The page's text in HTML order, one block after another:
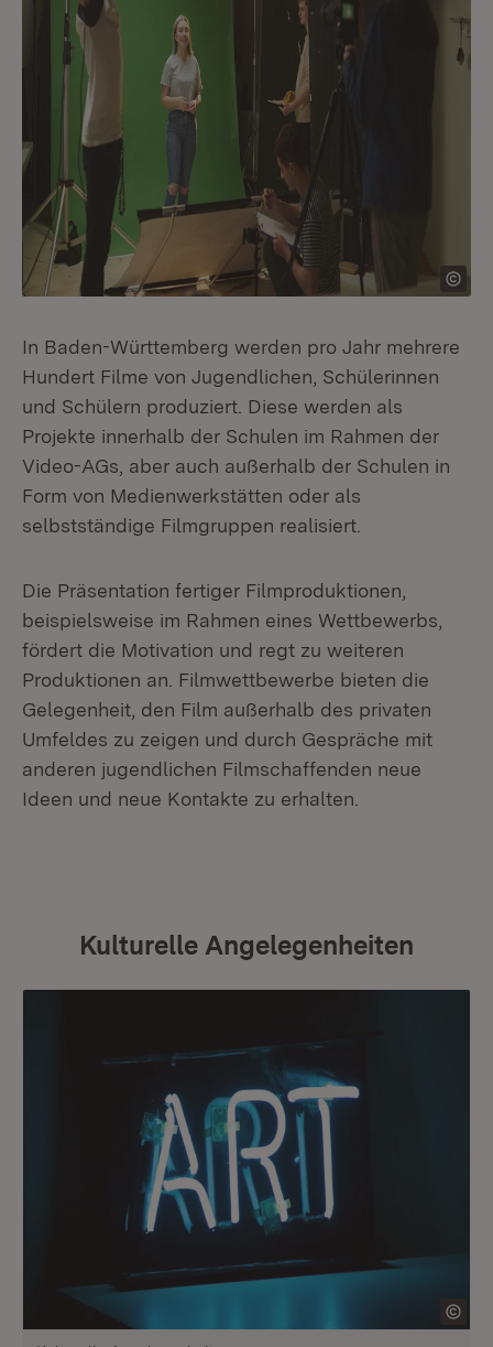
In Baden-Württemberg werden pro Jahr mehrere
Hundert Filme von Jugendlichen, Schülerinnen
und Schülern produziert. Diese werden als
Projekte innerhalb der Schulen im Rahmen der
Video-AGs, aber auch außerhalb der Schulen in
Form von Medienwerkstätten oder als
selbstständige Filmgruppen realisiert.
Die Präsentation fertiger Filmproduktionen,
beispielsweise im Rahmen eines Wettbewerbs,
fördert die Motivation und regt zu weiteren
Produktionen an. Filmwettbewerbe bieten die
Gelegenheit, den Film außerhalb des privaten
Umfeldes zu zeigen und durch Gespräche mit
anderen jugendlichen Filmschaffenden neue
Ideen und neue Kontakte zu erhalten.
Kulturelle Angelegenheiten